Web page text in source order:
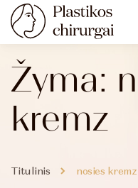
Žyma:
kremz
Titulinis nosies kremz